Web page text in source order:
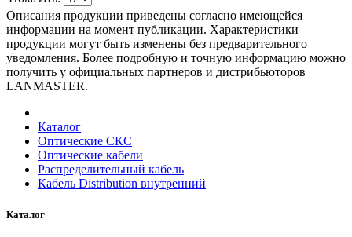
Описания продукции приведены согласно имеющейся
информации на момент публикации. Характеристики
продукции могут быть изменены без предварительного
уведомления. Более подробную и точную информацию можно
получить у официальных партнеров и дистрибьюторов
LANMASTER.
Каталог
Оптические СКС
Оптические кабели
Распределительный кабель
Кабель Distribution внутренний
Каталог